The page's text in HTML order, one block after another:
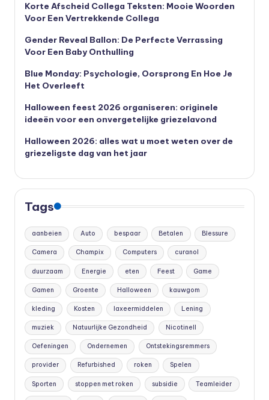
Korte Afscheid Collega Teksten: Mooie Woorden
Voor Een Vertrekkende Collega
Gender Reveal Ballon: De Perfecte Verrassing
Voor Een Baby Onthulling
Blue Monday: Psychologie, Oorsprong En Hoe Je
Het Overleeft
Halloween feest 2026 organiseren: originele
ideeën voor een onvergetelijke griezelavond
Halloween 2026: alles wat u moet weten over de
griezeligste dag van het jaar
Tags
aanbeien Auto bespaar Betalen Blessure
Camera Champix Computers curanol
duurzaam Energie eten Feest Game
Gamen Groente Halloween kauwgom
kleding Kosten laxeermiddelen Lening
muziek Natuurlijke Gezondheid Nicotinell
Oefeningen Ondernemen Ontstekingsremmers
provider Refurbished roken Spelen
Sporten stoppen met roken subsidie Teamleider